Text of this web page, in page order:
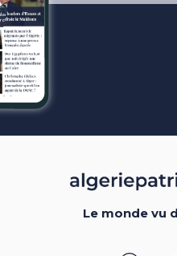
Le monde vu